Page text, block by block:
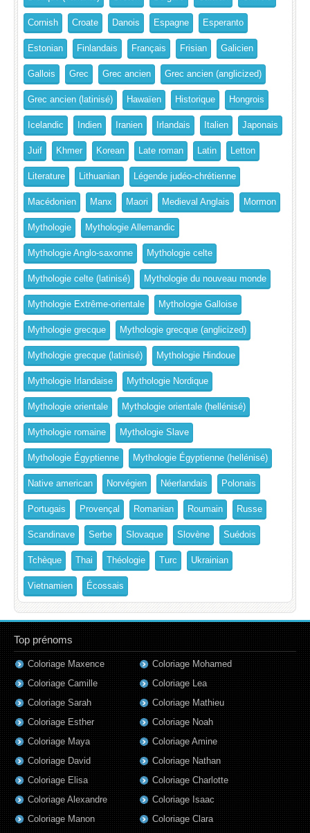
Cornish Croate Danois Espagne Esperanto
Estonian Finlandais Français Frisian Galicien
Gallois Grec Grec ancien Grec ancien (anglicized)
Grec ancien (latinisé) Hawaïen Historique Hongrois
Icelandic Indien Iranien Irlandais Italien Japonais
Juif Khmer Korean Late roman Latin Letton
Literature Lithuanian Légende judéo-chrétienne
Macédonien Manx Maori Medieval Anglais Mormon
Mythologie Mythologie Allemandic
Mythologie Anglo-saxonne Mythologie celte
Mythologie celte (latinisé) Mythologie du nouveau monde
Mythologie Extrême-orientale Mythologie Galloise
Mythologie grecque Mythologie grecque (anglicized)
Mythologie grecque (latinisé) Mythologie Hindoue
Mythologie Irlandaise Mythologie Nordique
Mythologie orientale Mythologie orientale (hellénisé)
Mythologie romaine Mythologie Slave
Mythologie Égyptienne Mythologie Égyptienne (hellénisé)
Native american Norvégien Néerlandais Polonais
Portugais Provençal Romanian Roumain Russe
Scandinave Serbe Slovaque Slovène Suédois
Tchèque Thai Théologie Turc Ukrainian
Vietnamien Écossais
Top prénoms
Coloriage Maxence
Coloriage Camille
Coloriage Sarah
Coloriage Esther
Coloriage Maya
Coloriage David
Coloriage Elisa
Coloriage Alexandre
Coloriage Manon
Coloriage Mohamed
Coloriage Lea
Coloriage Mathieu
Coloriage Noah
Coloriage Amine
Coloriage Nathan
Coloriage Charlotte
Coloriage Isaac
Coloriage Clara